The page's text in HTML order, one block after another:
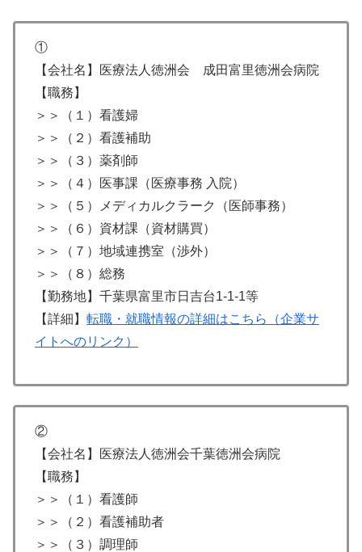
①
【会社名】医療法人徳洲会 成田富里徳洲会病院
【職務】
＞＞（１）看護婦
＞＞（２）看護補助
＞＞（３）薬剤師
＞＞（４）医事課（医療事務 入院）
＞＞（５）メディカルクラーク（医師事務）
＞＞（６）資材課（資材購買）
＞＞（７）地域連携室（渉外）
＞＞（８）総務
【勤務地】千葉県富里市日吉台1-1-1等
【詳細】 転職・就職情報の詳細はこちら（企業サ
イトへのリンク）
②
【会社名】医療法人徳洲会千葉徳洲会病院
【職務】
＞＞（１）看護師
＞＞（２）看護補助者
＞＞（３）調理師